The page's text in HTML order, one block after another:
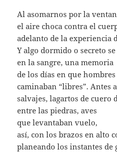
Al asomarnos por la
el aire choca contra el
adelanto de la experiencia
Y algo dormido o secreto
en la sangre, una memoria
de los días en que
caminaban “libres”. Antes
salvajes, lagartos de cuero
entre las piedras, aves
que levantaban vuelo,
así, con los brazos en alto
planeando los instantes de